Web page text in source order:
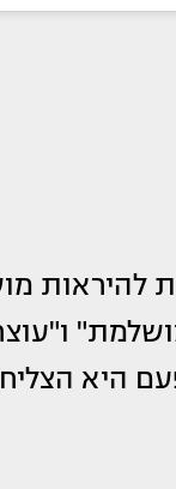
להיראות
היא